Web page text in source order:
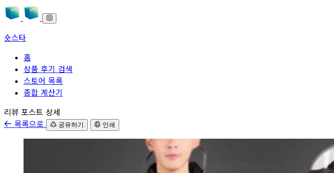
숏스타
홈
상품 후기 검색
스토어 목록
종합 계산기
본문으로 바로가기
리뷰 포스트 상세
목록으로
공유하기 인쇄